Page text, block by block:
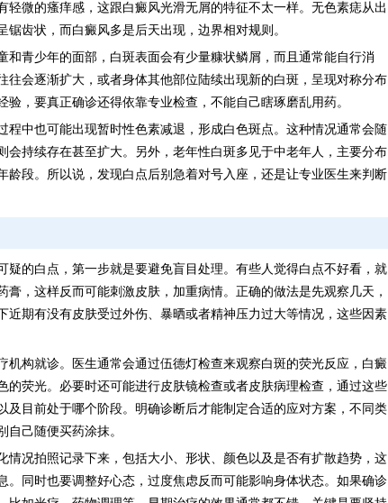
轻微的瘙痒感，这跟白癜风光滑无屑的特征不太一样。无色素痣从出
齿状，而白癜风多是后天出现，边界相对规则。
和青少年的面部，白斑表面会有少量糠状鳞屑，而且通常能自行消
往会逐渐扩大，或者身体其他部位陆续出现新的白斑，呈现对称分布
验，要真正确诊还得依靠专业检查，不能自己瞎琢磨乱用药。
程中也可能出现暂时性色素减退，形成白色斑点。这种情况通常会随
会持续存在甚至扩大。另外，老年性白斑多见于中老年人，主要分布
龄段。所以说，发现白点后别急着对号入座，还是让专业医生来判断
疑的白点，第一步就是要避免盲目处理。有些人觉得白点不好看，就
膏，这样反而可能刺激皮肤，加重病情。正确的做法是先观察几天，
近期有没有皮肤受过外伤、暴晒或者精神压力过大等情况，这些因素
机构就诊。医生通常会通过伍德灯检查来观察白斑的荧光反应，白癜
的荧光。必要时还可能进行皮肤镜检查或者皮肤病理检查，通过这些
及目前处于哪个阶段。明确诊断后才能制定合适的应对方案，不同类
自己随便买药涂抹。
情况拍照记录下来，包括大小、形状、颜色以及是否有扩散趋势，这
。同时也要调整好心态，过度焦虑反而可能影响身体状态。如果确诊